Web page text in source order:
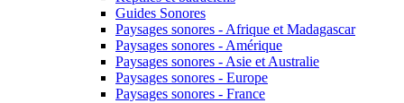
Guides Sonores
Paysages sonores - Afrique et Madagascar
Paysages sonores - Amérique
Paysages sonores - Asie et Australie
Paysages sonores - Europe
Paysages sonores - France